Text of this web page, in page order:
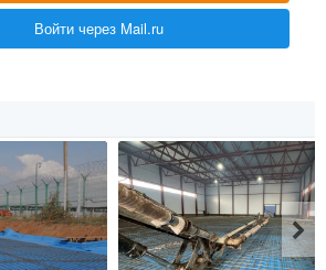
Войти через Mail.ru